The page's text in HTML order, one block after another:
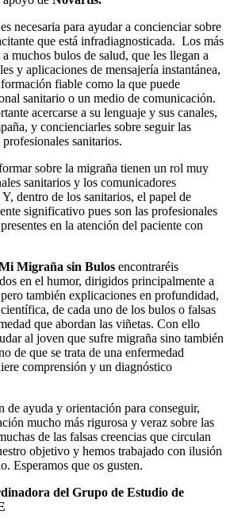
es necesaria para ayudar a concienciar sobre
que está infradiagnosticada. Los más
muchos bulos de salud, que les llegan a
y aplicaciones de mensajería instantánea,
fiable como la que puede
sanitario o un medio de comunicación.
acercarse a su lenguaje y sus canales,
y concienciarles sobre seguir las
sanitarios.
sobre la migraña tienen un rol muy
sanitarios y los comunicadores
dentro de los sanitarios, el papel de
significativo pues son las profesionales
en la atención del paciente con
Migraña sin Bulos encontraréis
en el humor, dirigidos principalmente a
también explicaciones en profundidad,
de cada uno de los bulos o falsas
que abordan las viñetas. Con ello
al joven que sufre migraña sino también
de que se trata de una enfermedad
comprensión y un diagnóstico
de ayuda y orientación para conseguir,
mucho más rigurosa y veraz sobre las
de las falsas creencias que circulan
objetivo y hemos trabajado con ilusión
Esperamos que os gusten.
del Grupo de Estudio de